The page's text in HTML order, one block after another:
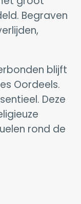
Begraven
blijft
Oordeels.
Deze
rond de